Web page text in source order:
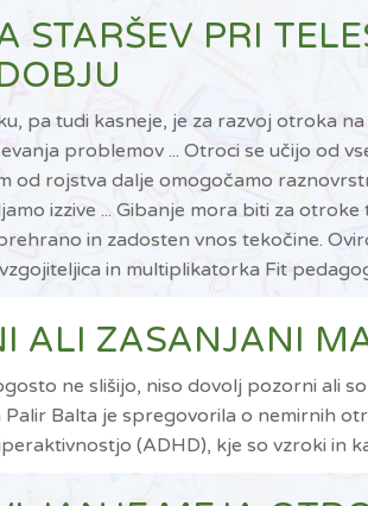
STARŠEV PRI
pa tudi kasneje, je za razvoj otroka
problemov ... Otroci se učijo od
od rojstva dalje omogočamo
izzive ... Gibanje mora biti za
in zadosten vnos tekočine.
in multiplikatorka Fit
ALI ZASANJANI
ne slišijo, niso dovolj pozorni ali
Balta je spregovorila o nemirnih
(ADHD), kje so vzroki in